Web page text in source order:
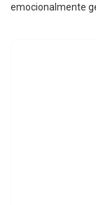
emocionalmente